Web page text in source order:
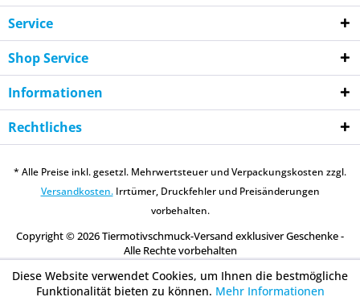
Service
Shop Service
Informationen
Rechtliches
* Alle Preise inkl. gesetzl. Mehrwertsteuer und Verpackungskosten zzgl.
Versandkosten.Irrtümer, Druckfehler und Preisänderungen
vorbehalten.
Copyright © 2026 Tiermotivschmuck-Versand exklusiver Geschenke -
Alle Rechte vorbehalten
Diese Website verwendet Cookies, um Ihnen die bestmögliche
Funktionalität bieten zu können. Mehr Informationen